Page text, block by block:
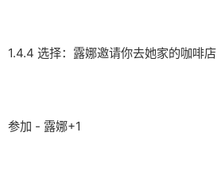
1.4.4 选择：露娜邀请你去她家的咖啡店
参加 - 露娜+1